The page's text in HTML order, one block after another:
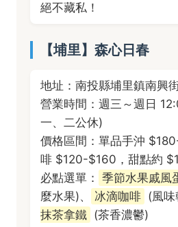
絕不藏私！
【埔里】森心日春
地址：南投縣埔里鎮南興
營業時間：週三～週日
一、二公休)
價格區間：單品手沖
啡 $120-$160，甜點約
必點選單： 季節水果戚風
麼水果)、
冰滴咖啡 (風味
抹茶拿鐵 (茶香濃鬱)